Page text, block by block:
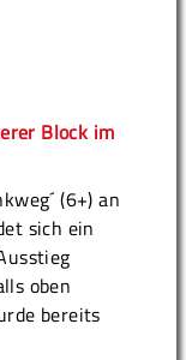
Block im
(6+) an
sich ein
oben
bereits